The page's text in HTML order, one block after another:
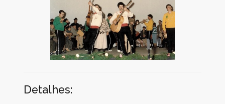
Detalhes: